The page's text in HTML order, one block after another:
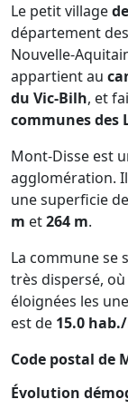
Le petit village
département des
Nouvelle-
appartient au
du Vic-Bilh, et
communes des
Mont-Disse est
agglomération.
une superficie de
m et264 m.
La commune se
très dispersé,
éloignées les
est de 15.0
Code postal de
Évolution